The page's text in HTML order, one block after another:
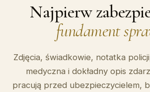
Najpierw
fundament
Zdjęcia, świadkowie, notatka
medyczna i dokładny opis
pracują przed ubezpieczycielem,